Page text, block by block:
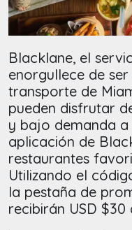
Blacklane, el
enorgullece de
transporte de
pueden disfrutar
y bajo demanda
aplicación de
restaurantes
Utilizando el
la pestaña de
recibirán USD $30